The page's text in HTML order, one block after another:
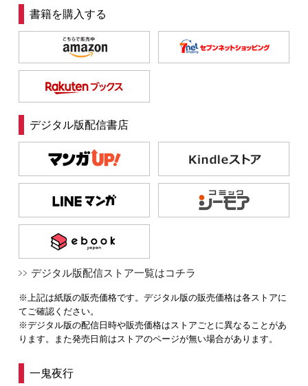
書籍を購入する
デジタル版配信書店
デジタル版配信ストア一覧はコチラ
※上記は紙版の販売価格です。デジタル版の販売価格は各ストアに
てご確認ください。
※デジタル版の配信日時や販売価格はストアごとに異なることがあ
ります。また発売日前はストアのページが無い場合があります。
一鬼夜行